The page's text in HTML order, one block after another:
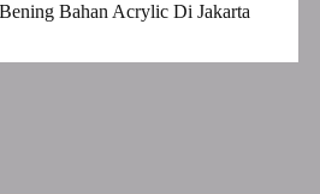
Bahan Acrylic Di Jakarta